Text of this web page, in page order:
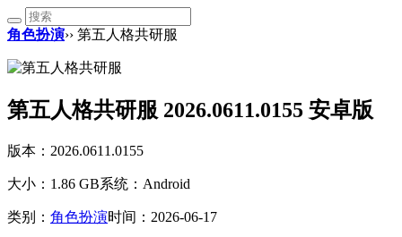
角色扮演›› 第五人格共研服
第五人格共研服 2026.0611.0155 安卓版
版本：2026.0611.0155
大小：1.86 GB系统：Android
类别： 角色扮演时间：2026-06-17